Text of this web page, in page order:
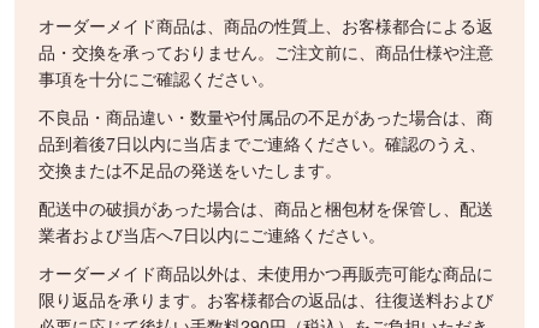
オーダーメイド商品は、商品の性質上、お客様都合による返
品・交換を承っておりません。ご注文前に、商品仕様や注意
事項を十分にご確認ください。
不良品・商品違い・数量や付属品の不足があった場合は、商
品到着後7日以内に当店までご連絡ください。確認のうえ、
交換または不足品の発送をいたします。
配送中の破損があった場合は、商品と梱包材を保管し、配送
業者および当店へ7日以内にご連絡ください。
オーダーメイド商品以外は、未使用かつ再販売可能な商品に
限り返品を承ります。お客様都合の返品は、往復送料および